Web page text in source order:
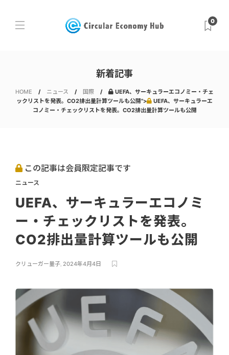
0
新着記事
HOME ニュース 国際
UEFA、サーキュラーエコノミー・チェ
ックリストを発表。CO2排出量計算ツールも公開">
UEFA、サーキュラーエ
コノミー・チェックリストを発表。CO2排出量計算ツールも公開
この記事は会員限定記事です
ニュース
UEFA、サーキュラーエコノミ
ー・チェックリストを発表。
CO2排出量計算ツールも公開
クリューガー量子, 2024年4月4日